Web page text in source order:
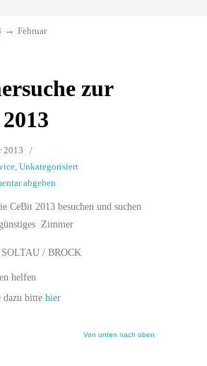
→ Februar
zur
2013
/
, Unkategorisiert
abgeben
CeBit 2013 besuchen und suchen
Zimmer
/ BROCK
helfen
dazu bitte hier
Von unten nach oben